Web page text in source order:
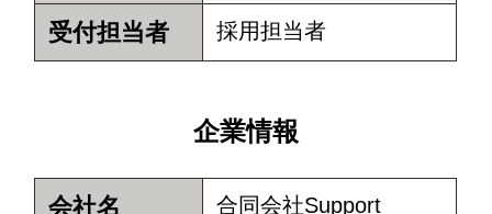
受付担当者 採用担当者
企業情報
会社名 合同会社Support